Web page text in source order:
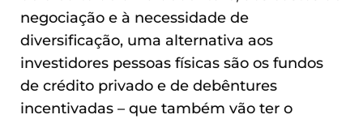
negociação e à necessidade de
diversificação, uma alternativa aos
investidores pessoas físicas são os fundos
de crédito privado e de debêntures
incentivadas – que também vão ter o